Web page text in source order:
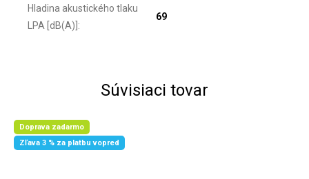
Hladina akustického tlaku
LPA [dB(A)] :
69
Súvisiaci tovar
Doprava zadarmo
Zľava 3 % za platbu vopred